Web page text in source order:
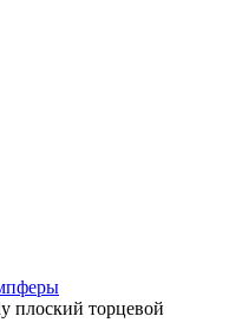
плоский торцевой